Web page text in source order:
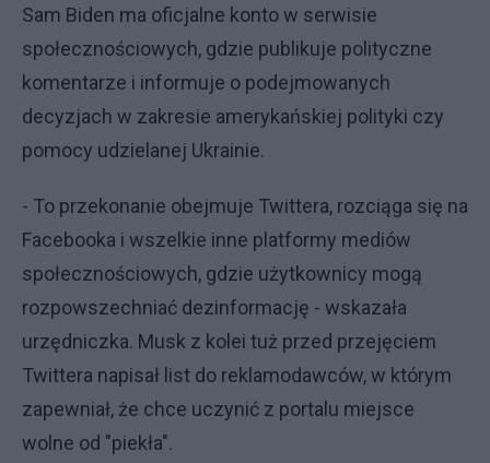
Sam Biden ma oficjalne konto w serwisie
społecznościowych, gdzie publikuje polityczne
komentarze i informuje o podejmowanych
decyzjach w zakresie amerykańskiej polityki czy
pomocy udzielanej Ukrainie.
- To przekonanie obejmuje Twittera, rozciąga się na
Facebooka i wszelkie inne platformy mediów
społecznościowych, gdzie użytkownicy mogą
rozpowszechniać dezinformację - wskazała
urzędniczka. Musk z kolei tuż przed przejęciem
Twittera napisał list do reklamodawców, w którym
zapewniał, że chce uczynić z portalu miejsce
wolne od "piekła".